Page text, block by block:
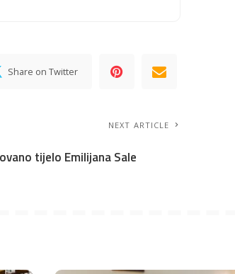
Share on Twitter
NEXT ARTICLE
tijelo Emilijana Sale